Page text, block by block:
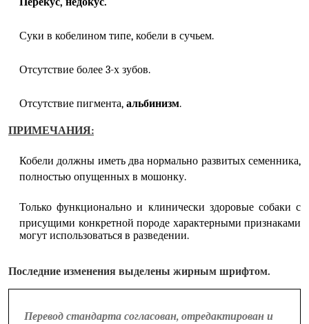
Суки в кобелином типе, кобели в сучьем.
Отсутствие более 3-х зубов.
Отсутствие пигмента, альбинизм.
ПРИМЕЧАНИЯ:
Кобели должны иметь два нормально развитых семенника,
полностью опущенных в мошонку.
Только функционально и клинически здоровые собаки с
присущими конкретной породе характерными признаками
могут использоваться в разведении.
Последние изменения выделены жирным шрифтом.
Перевод стандарта согласован, отредактирован и